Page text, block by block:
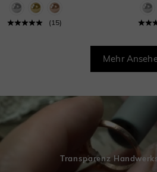
( 15)
Mehr
Transparenz